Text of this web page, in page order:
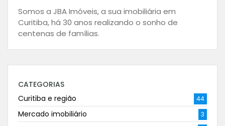
Somos a JBA Imóveis, a sua imobiliária em
Curitiba, há 30 anos realizando o sonho de
centenas de famílias.
CATEGORIAS
Curitiba e região
44
Mercado imobiliário 3